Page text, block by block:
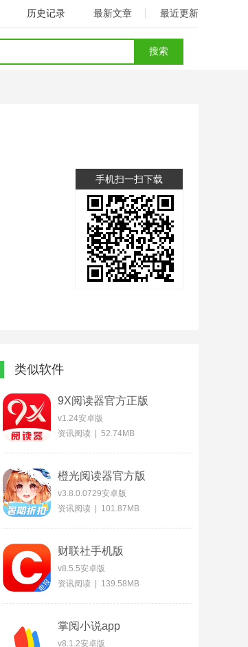
历史记录 最新文章 最近更新
手机扫一扫下载
类似软件
9X阅读器官方正版
v1.24安卓版
资讯阅读 | 52.74MB
橙光阅读器官方版
v3.8.0.0729安卓版
资讯阅读 | 101.87MB
财联社手机版
v8.5.5安卓版
资讯阅读 | 139.58MB
掌阅小说app
v8.1.2安卓版